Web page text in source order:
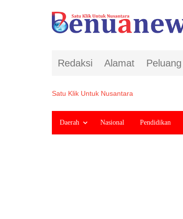
Redaksi Alamat
Satu Klik Untuk Nusantara
Daerah Nasional Pendidikan